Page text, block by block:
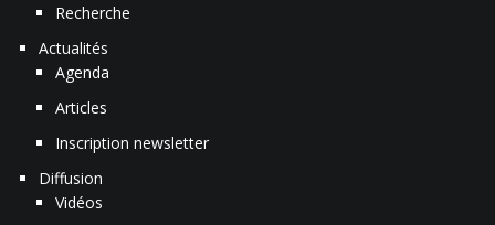
Recherche
Actualités
Agenda
Articles
Inscription newsletter
Diffusion
Vidéos